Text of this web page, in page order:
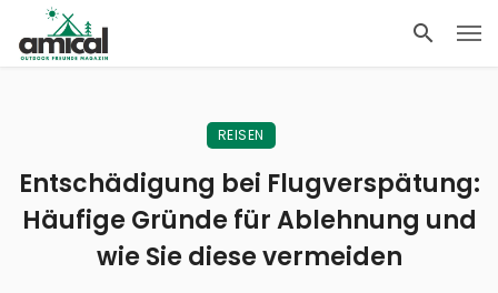
REISEN
Entschädigung bei Flugverspätung:
Häufige Gründe für Ablehnung und
wie Sie diese vermeiden